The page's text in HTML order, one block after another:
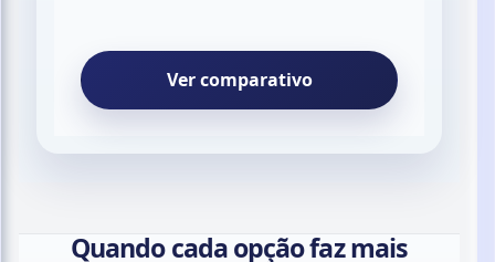
Ver comparativo
Quando cada opção faz mais